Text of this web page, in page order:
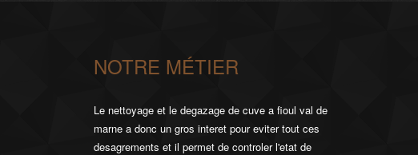
NOTRE MÉTIER
Le nettoyage et le degazage de cuve a fioul val de
marne a donc un gros interet pour eviter tout ces
desagrements et il permet de controler l'etat de